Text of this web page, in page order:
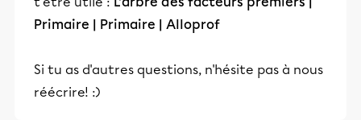
Primaire | Primaire | Alloprof
Si tu as d'autres questions, n'hésite pas à nous
réécrire! :)